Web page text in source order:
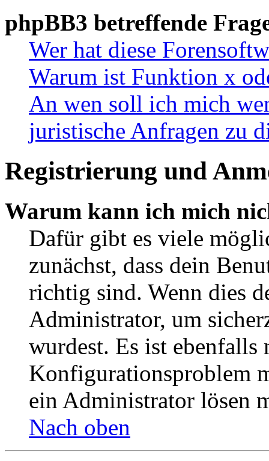
phpBB3 betreffende
Wer hat diese
Warum ist Funktion x
An wen soll ich mich
juristische Anfragen zu
Registrierung und
Warum kann ich mich
Dafür gibt es viele
zunächst, dass dein
richtig sind. Wenn dies
Administrator, um
wurdest. Es ist ebenfalls
Konfigurationsproblem
ein Administrator lösen
Nach oben